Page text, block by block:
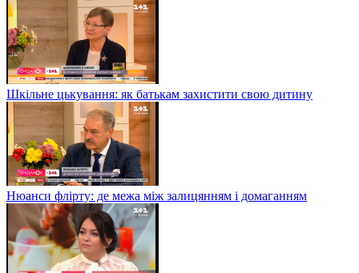
Шкільне цькування: як батькам захистити свою дитину
Нюанси флірту: де межа між залицянням і домаганням